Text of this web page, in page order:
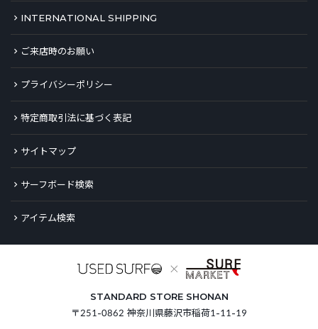
INTERNATIONAL SHIPPING
ご来店時のお願い
プライバシーポリシー
特定商取引法に基づく表記
サイトマップ
サーフボード検索
アイテム検索
STANDARD STORE SHONAN
〒251-0862 神奈川県藤沢市稲荷1-11-19